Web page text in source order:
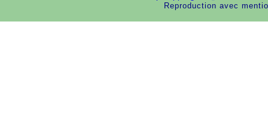
Reproduction avec